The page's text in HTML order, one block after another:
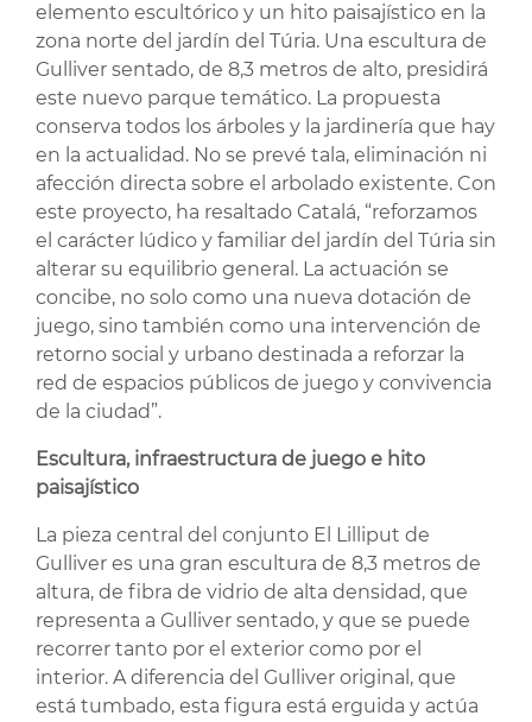
elemento escultórico y un hito paisajístico en la
zona norte del jardín del Túria. Una escultura de
Gulliver sentado, de 8,3 metros de alto, presidirá
este nuevo parque temático. La propuesta
conserva todos los árboles y la jardinería que hay
en la actualidad. No se prevé tala, eliminación ni
afección directa sobre el arbolado existente. Con
este proyecto, ha resaltado Catalá, “reforzamos
el carácter lúdico y familiar del jardín del Túria sin
alterar su equilibrio general. La actuación se
concibe, no solo como una nueva dotación de
juego, sino también como una intervención de
retorno social y urbano destinada a reforzar la
red de espacios públicos de juego y convivencia
de la ciudad”.
Escultura, infraestructura de juego e hito
paisajístico
La pieza central del conjunto El Lilliput de
Gulliver es una gran escultura de 8,3 metros de
altura, de fibra de vidrio de alta densidad, que
representa a Gulliver sentado, y que se puede
recorrer tanto por el exterior como por el
interior. A diferencia del Gulliver original, que
está tumbado, esta figura está erguida y actúa